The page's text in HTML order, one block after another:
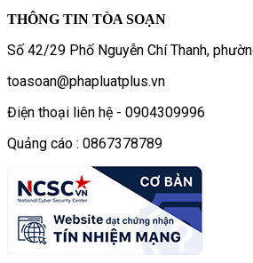
THÔNG TIN TÒA SOẠN
Số 42/29 Phố Nguyễn Chí Thanh,
toasoan@phapluatplus.vn
Điện thoại liên hệ - 0904309996
Quảng cáo : 0867378789